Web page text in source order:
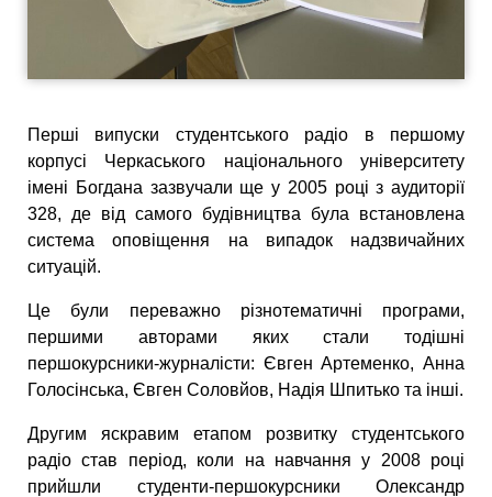
Перші випуски студентського радіо в першому
корпусі Черкаського національного університету
імені Богдана зазвучали ще у 2005 році з аудиторії
328, де від самого будівництва була встановлена
система оповіщення на випадок надзвичайних
ситуацій.
Це були переважно різнотематичні програми,
першими авторами яких стали тодішні
першокурсники-журналісти: Євген Артеменко, Анна
Голосінська, Євген Соловйов, Надія Шпитько та інші.
Другим яскравим етапом розвитку студентського
радіо став період, коли на навчання у 2008 році
прийшли студенти-першокурсники Олександр